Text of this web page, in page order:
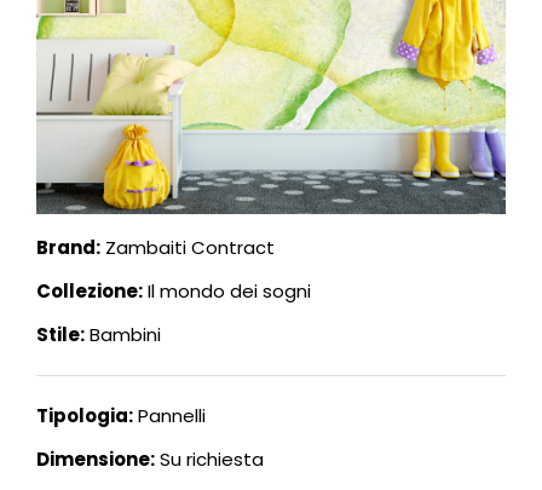
Brand: Zambaiti Contract
Collezione:Il mondo dei sogni
Stile:Bambini
Tipologia:Pannelli
Dimensione:Su richiesta